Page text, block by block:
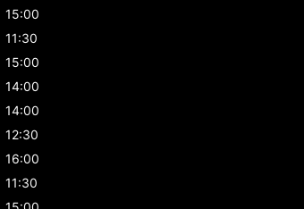
15:00
11:30
15:00
14:00
14:00
12:30
16:00
11:30